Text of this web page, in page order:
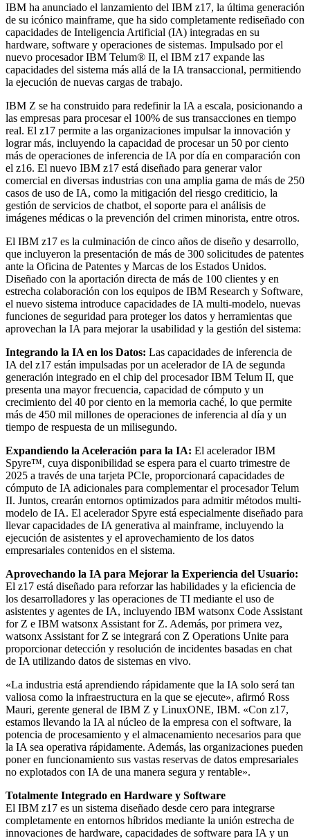
IBM ha anunciado el lanzamiento del IBM z17, la última generación
de su icónico mainframe, que ha sido completamente rediseñado con
capacidades de Inteligencia Artificial (IA) integradas en su
hardware, software y operaciones de sistemas. Impulsado por el
nuevo procesador IBM Telum® II, el IBM z17 expande las
capacidades del sistema más allá de la IA transaccional, permitiendo
la ejecución de nuevas cargas de trabajo.
IBM Z se ha construido para redefinir la IA a escala, posicionando a
las empresas para procesar el 100% de sus transacciones en tiempo
real. El z17 permite a las organizaciones impulsar la innovación y
lograr más, incluyendo la capacidad de procesar un 50 por ciento
más de operaciones de inferencia de IA por día en comparación con
el z16. El nuevo IBM z17 está diseñado para generar valor
comercial en diversas industrias con una amplia gama de más de 250
casos de uso de IA, como la mitigación del riesgo crediticio, la
gestión de servicios de chatbot, el soporte para el análisis de
imágenes médicas o la prevención del crimen minorista, entre otros.
El IBM z17 es la culminación de cinco años de diseño y desarrollo,
que incluyeron la presentación de más de 300 solicitudes de patentes
ante la Oficina de Patentes y Marcas de los Estados Unidos.
Diseñado con la aportación directa de más de 100 clientes y en
estrecha colaboración con los equipos de IBM Research y Software,
el nuevo sistema introduce capacidades de IA multi-modelo, nuevas
funciones de seguridad para proteger los datos y herramientas que
aprovechan la IA para mejorar la usabilidad y la gestión del sistema:
Integrando la IA en los Datos: Las capacidades de inferencia de
IA del z17 están impulsadas por un acelerador de IA de segunda
generación integrado en el chip del procesador IBM Telum II, que
presenta una mayor frecuencia, capacidad de cómputo y un
crecimiento del 40 por ciento en la memoria caché, lo que permite
más de 450 mil millones de operaciones de inferencia al día y un
tiempo de respuesta de un milisegundo.
Expandiendo la Aceleración para la IA: El acelerador IBM
Spyre™, cuya disponibilidad se espera para el cuarto trimestre de
2025 a través de una tarjeta PCIe, proporcionará capacidades de
cómputo de IA adicionales para complementar el procesador Telum
II. Juntos, crearán entornos optimizados para admitir métodos multi-
modelo de IA. El acelerador Spyre está especialmente diseñado para
llevar capacidades de IA generativa al mainframe, incluyendo la
ejecución de asistentes y el aprovechamiento de los datos
empresariales contenidos en el sistema.
Aprovechando la IA para Mejorar la Experiencia del Usuario:
El z17 está diseñado para reforzar las habilidades y la eficiencia de
los desarrolladores y las operaciones de TI mediante el uso de
asistentes y agentes de IA, incluyendo IBM watsonx Code Assistant
for Z e IBM watsonx Assistant for Z. Además, por primera vez,
watsonx Assistant for Z se integrará con Z Operations Unite para
proporcionar detección y resolución de incidentes basadas en chat
de IA utilizando datos de sistemas en vivo.
«La industria está aprendiendo rápidamente que la IA solo será tan
valiosa como la infraestructura en la que se ejecute», afirmó Ross
Mauri, gerente general de IBM Z y LinuxONE, IBM. «Con z17,
estamos llevando la IA al núcleo de la empresa con el software, la
potencia de procesamiento y el almacenamiento necesarios para que
la IA sea operativa rápidamente. Además, las organizaciones pueden
poner en funcionamiento sus vastas reservas de datos empresariales
no explotados con IA de una manera segura y rentable».
Totalmente Integrado en Hardware y Software
El IBM z17 es un sistema diseñado desde cero para integrarse
completamente en entornos híbridos mediante la unión estrecha de
innovaciones de hardware, capacidades de software para IA y un